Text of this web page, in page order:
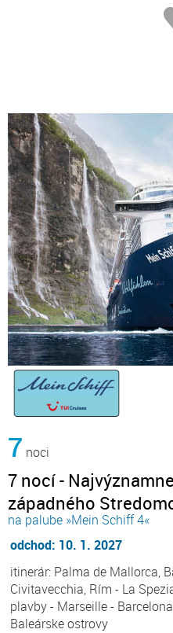
7 noci
7 nocí -
západného
na palube »Mein Schiff 4«
odchod: 10. 1. 2027
itinerár: Palma de Mallorca,
Civitavecchia, Rím - La
plavby - Marseille -
Baleárske ostrovy